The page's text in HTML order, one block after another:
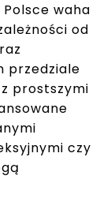
waha
od
przedziale
prostszymi
czy